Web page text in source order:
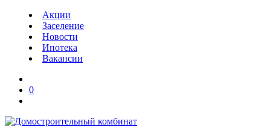
Акции
Заселение
Новости
Ипотека
Вакансии
0